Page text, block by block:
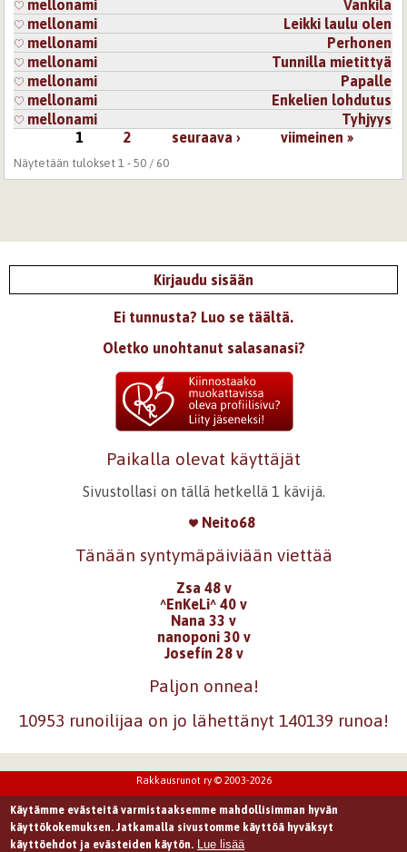
mellonami
Vankila
mellonami
Leikki laulu olen
mellonami
Perhonen
mellonami
Tunnilla mietittyä
mellonami
Papalle
mellonami
Enkelien lohdutus
mellonami
Tyhjyys
1 2 seuraava › viimeinen »
Näytetään tulokset 1 - 50 / 60
Kirjaudu sisään
Ei tunnusta? Luo se täältä.
Oletko unohtanut salasanasi?
Paikalla olevat käyttäjät
Sivustollasi on tällä hetkellä 1 kävijä.
Neito68
Tänään syntymäpäiviään viettää
Zsa 48 v
^EnKeLi^ 40 v
Nana 33 v
nanoponi 30 v
Josefín 28 v
Paljon onnea!
10953 runoilijaa on jo lähettänyt 140139 runoa!
Rakkausrunot ry © 2003-2026
Käytämme evästeitä varmistaaksemme mahdollisimman hyvän
käyttökokemuksen. Jatkamalla sivustomme käyttöä hyväksyt
käyttöehdot ja evästeiden käytön. Lue lisää